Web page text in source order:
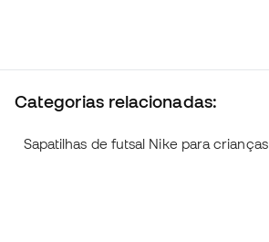
Categorias relacionadas:
Sapatilhas de futsal Nike para crianças